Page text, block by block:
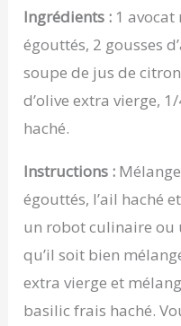
Ingrédients : 1
égouttés, 2 gousses
soupe de jus de
d’olive extra vierge,
haché.
Instructions :
égouttés, l’ail haché
un robot culinaire ou
qu’il soit bien
extra vierge et
basilic frais haché.